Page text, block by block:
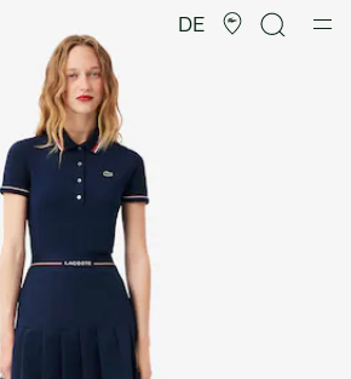
DE